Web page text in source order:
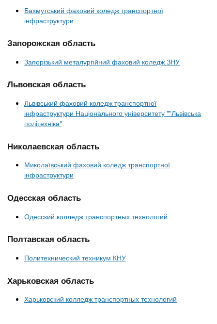
Бахмутський фаховий коледж транспортної
інфраструктури
Запорожская область
Запорізький металургійний фаховий коледж ЗНУ
Львовская область
Львівський фаховий коледж транспортної
інфраструктури Національного університету ""Львівська
політехніка"
Николаевская область
Миколаївський фаховий коледж транспортної
інфраструктури
Одесская область
Одесский колледж транспортных технологий
Полтавская область
Политехнический техникум КНУ
Харьковская область
Харьковский колледж транспортных технологий